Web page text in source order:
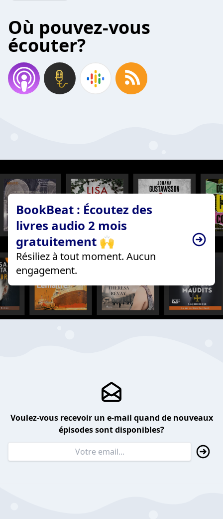
Où pouvez-vous
écouter?
BookBeat : Écoutez des
livres audio 2 mois
gratuitement 🙌
Résiliez à tout moment. Aucun
engagement.
Voulez-vous recevoir un e-mail quand de nouveaux
épisodes sont disponibles?